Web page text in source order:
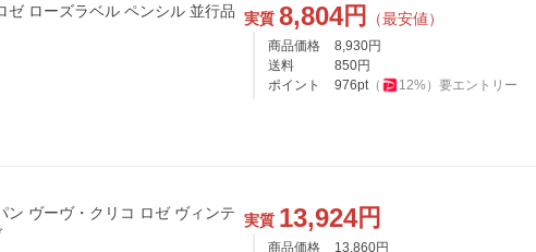
ゼ ローズラベル ペンシル 並行品 実質 8,804円 （最安値）
商品価格 8,930円
送料
850円
ポイント
976pt（ 12%） 要エントリー
ン ヴーヴ・クリコ ロゼ ヴィンテ 実質 13,924円
商品価格 13,860円